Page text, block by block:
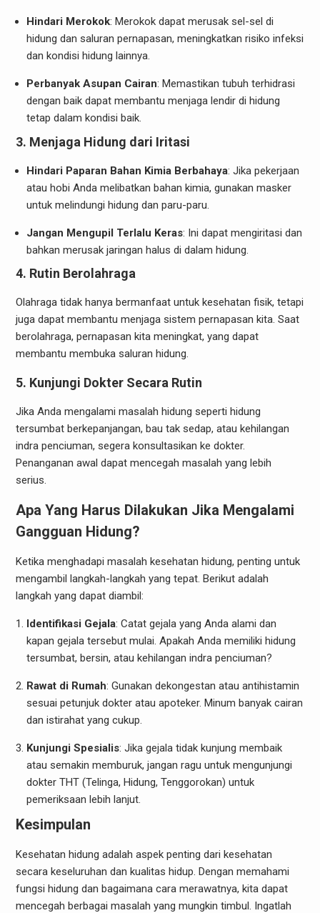
Hindari Merokok: Merokok dapat merusak sel-sel di
hidung dan saluran pernapasan, meningkatkan risiko infeksi
dan kondisi hidung lainnya.
Perbanyak Asupan Cairan: Memastikan tubuh terhidrasi
dengan baik dapat membantu menjaga lendir di hidung
tetap dalam kondisi baik.
3. Menjaga Hidung dari Iritasi
Hindari Paparan Bahan Kimia Berbahaya: Jika pekerjaan
atau hobi Anda melibatkan bahan kimia, gunakan masker
untuk melindungi hidung dan paru-paru.
Jangan Mengupil Terlalu Keras: Ini dapat mengiritasi dan
bahkan merusak jaringan halus di dalam hidung.
4. Rutin Berolahraga
Olahraga tidak hanya bermanfaat untuk kesehatan fisik, tetapi
juga dapat membantu menjaga sistem pernapasan kita. Saat
berolahraga, pernapasan kita meningkat, yang dapat
membantu membuka saluran hidung.
5. Kunjungi Dokter Secara Rutin
Jika Anda mengalami masalah hidung seperti hidung
tersumbat berkepanjangan, bau tak sedap, atau kehilangan
indra penciuman, segera konsultasikan ke dokter.
Penanganan awal dapat mencegah masalah yang lebih
serius.
Apa Yang Harus Dilakukan Jika Mengalami
Gangguan Hidung?
Ketika menghadapi masalah kesehatan hidung, penting untuk
mengambil langkah-langkah yang tepat. Berikut adalah
langkah yang dapat diambil:
Identifikasi Gejala: Catat gejala yang Anda alami dan
kapan gejala tersebut mulai. Apakah Anda memiliki hidung
tersumbat, bersin, atau kehilangan indra penciuman?
Rawat di Rumah: Gunakan dekongestan atau antihistamin
sesuai petunjuk dokter atau apoteker. Minum banyak cairan
dan istirahat yang cukup.
Kunjungi Spesialis: Jika gejala tidak kunjung membaik
atau semakin memburuk, jangan ragu untuk mengunjungi
dokter THT (Telinga, Hidung, Tenggorokan) untuk
pemeriksaan lebih lanjut.
Kesimpulan
Kesehatan hidung adalah aspek penting dari kesehatan
secara keseluruhan dan kualitas hidup. Dengan memahami
fungsi hidung dan bagaimana cara merawatnya, kita dapat
mencegah berbagai masalah yang mungkin timbul. Ingatlah